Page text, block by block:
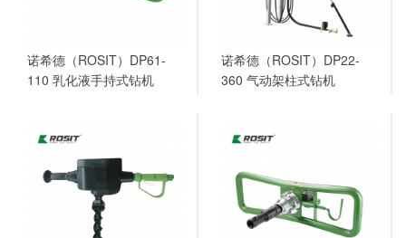
诺希德（ROSIT）DP61-
110 乳化液手持式钻机
诺希德（ROSIT）DP22-
360 气动架柱式钻机